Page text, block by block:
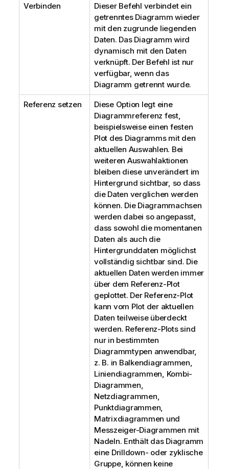
Verbinden
Dieser Befehl verbindet ein
getrenntes Diagramm wieder
mit den zugrunde liegenden
Daten. Das Diagramm wird
dynamisch mit den Daten
verknüpft. Der Befehl ist nur
verfügbar, wenn das
Diagramm getrennt wurde.
Referenz setzen
Diese Option legt eine
Diagrammreferenz fest,
beispielsweise einen festen
Plot des Diagramms mit den
aktuellen Auswahlen. Bei
weiteren Auswahlaktionen
bleiben diese unverändert im
Hintergrund sichtbar, so dass
die Daten verglichen werden
können. Die Diagrammachsen
werden dabei so angepasst,
dass sowohl die momentanen
Daten als auch die
Hintergrunddaten möglichst
vollständig sichtbar sind. Die
aktuellen Daten werden immer
über dem Referenz-Plot
geplottet. Der Referenz-Plot
kann vom Plot der aktuellen
Daten teilweise überdeckt
werden. Referenz-Plots sind
nur in bestimmten
Diagrammtypen anwendbar,
z. B. in Balkendiagrammen,
Liniendiagrammen, Kombi-
Diagrammen,
Netzdiagrammen,
Punktdiagrammen,
Matrixdiagrammen und
Messzeiger-Diagrammen mit
Nadeln. Enthält das Diagramm
eine Drilldown- oder zyklische
Gruppe, können keine